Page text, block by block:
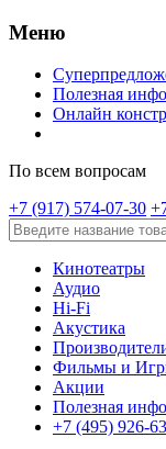
Меню
Полезная
Онлайн
По всем вопросам
+7 (917) 574-07-30
Кинотеатры
Аудио
Hi-Fi
Акустика
Фильмы и
Акции
Полезная
+7 (495) 926-